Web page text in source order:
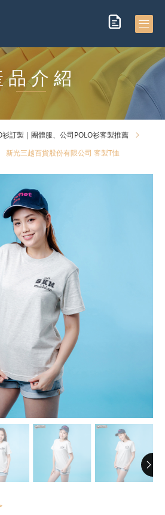
品介紹
衫訂製｜團體服、公司POLO衫客製推薦
新光三越百貨股份有限公司 客製T恤